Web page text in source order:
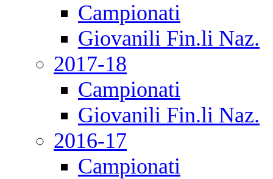
Campionati
Giovanili Fin.li Naz.
2017-18
Campionati
Giovanili Fin.li Naz.
2016-17
Campionati